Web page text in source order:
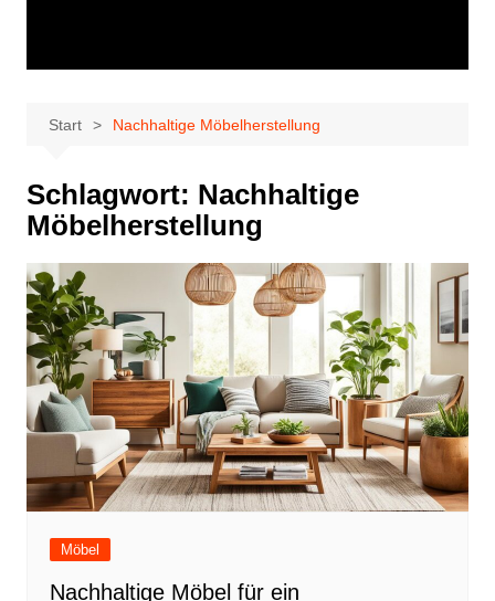
Start Nachhaltige Möbelherstellung
Schlagwort: Nachhaltige
Möbelherstellung
Möbel
Nachhaltige Möbel für ein